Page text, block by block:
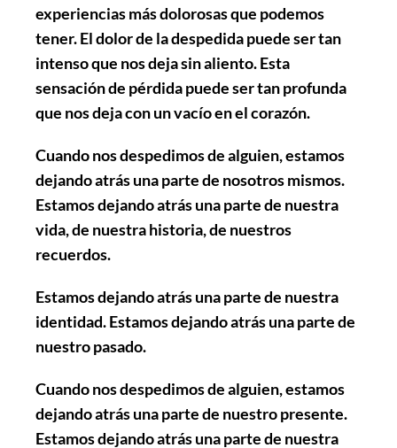
experiencias más dolorosas que podemos
tener. El dolor de la despedida puede ser tan
intenso que nos deja sin aliento. Esta
sensación de pérdida puede ser tan profunda
que nos deja con un vacío en el corazón.
Cuando nos despedimos de alguien, estamos
dejando atrás una parte de nosotros mismos.
Estamos dejando atrás una parte de nuestra
vida, de nuestra historia, de nuestros
recuerdos.
Estamos dejando atrás una parte de nuestra
identidad. Estamos dejando atrás una parte de
nuestro pasado.
Cuando nos despedimos de alguien, estamos
dejando atrás una parte de nuestro presente.
Estamos dejando atrás una parte de nuestra